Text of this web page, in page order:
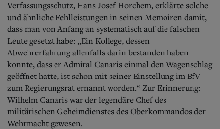
Verfassungsschutz, Hans Josef Horchem, erklärte solche
und ähnliche Fehlleistungen in seinen Memoiren damit,
dass man von Anfang an systematisch auf die falschen
Leute gesetzt habe: „Ein Kollege, dessen
Abwehrerfahrung allenfalls darin bestanden haben
konnte, dass er Admiral Canaris einmal den Wagenschlag
geöffnet hatte, ist schon mit seiner Einstellung im BfV
zum Regierungsrat ernannt worden.“ Zur Erinnerung:
Wilhelm Canaris war der legendäre Chef des
militärischen Geheimdienstes des Oberkommandos der
Wehrmacht gewesen.